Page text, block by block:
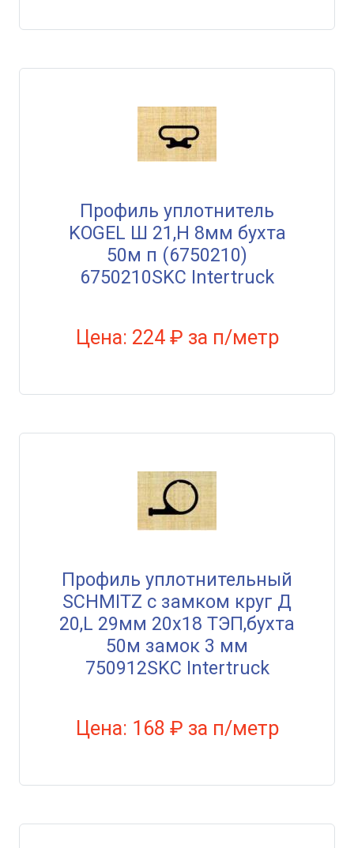
Профиль уплотнитель
KOGEL Ш 21,Н 8мм бухта
50м п (6750210)
6750210SKC Intertruck
Цена: 224 ₽ за п/метр
Профиль уплотнительный
SCHMITZ с замком круг Д
20,L 29мм 20х18 ТЭП,бухта
50м замок 3 мм
750912SKC Intertruck
Цена: 168 ₽ за п/метр